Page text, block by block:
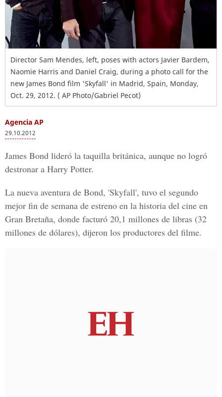
Director Sam Mendes, left, poses with actors Javier Bardem,
Naomie Harris and Daniel Craig, during a photo call for the
new James Bond film 'Skyfall' in Madrid, Spain, Monday,
Oct. 29, 2012. ( AP Photo/Gabriel Pecot)
Agencia AP
29.10.2012
James Bond lideró la taquilla británica, aunque no logró
destronar a Harry Potter.
La nueva aventura de Bond, 'Skyfall', tuvo el segundo
mejor fin de semana de estreno en la historia del cine en
Gran Bretaña, donde facturó 20,1 millones de libras (32
millones de dólares), dijeron los productores del filme.